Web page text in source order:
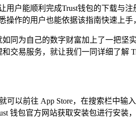
用户能顺利完成Trust钱包的下载与
作的用户也能依据该指南快速上
同为自己的数字财富加上了一把坚
交易服务，就让我们一同详细了解
以前往 App Store，在搜索栏中输
钱包官方网站获取安装包进行安